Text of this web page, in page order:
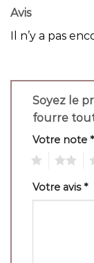
Avis
Il n’y a pas
Soyez le
fourre
Votre note *
Votre avis*